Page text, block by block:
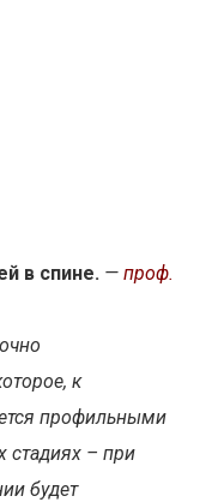
в спине. — проф.
к
профильными
стадиях – при
будет